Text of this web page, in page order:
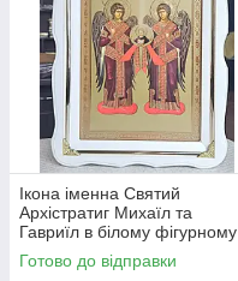
Ікона іменна Святий
Архістратиг Михаїл та
Гавриїл в білому фігурному
кіоті під склом,розмір кіота
37*27,сюжет 20*30.
Готово до відправки